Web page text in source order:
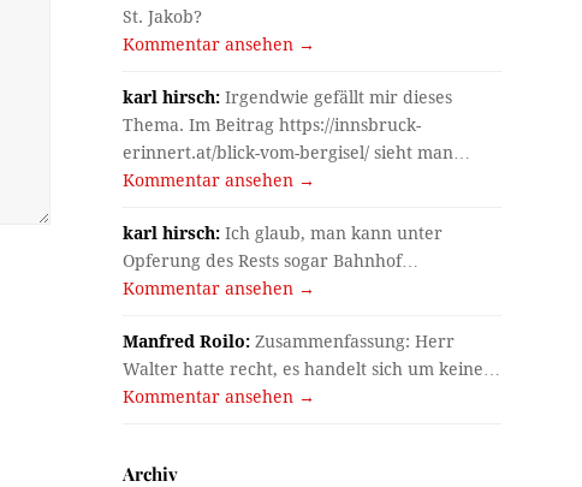
St. Jakob?
Kommentar ansehen →
karl hirsch: Irgendwie gefällt mir dieses
Thema. Im Beitrag https://innsbruck-
erinnert.at/blick-vom-bergisel/ sieht man…
Kommentar ansehen →
karl hirsch: Ich glaub, man kann unter
Opferung des Rests sogar Bahnhof…
Kommentar ansehen →
Manfred Roilo: Zusammenfassung: Herr
Walter hatte recht, es handelt sich um keine…
Kommentar ansehen →
Archiv